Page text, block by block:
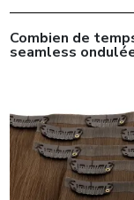
Combien de
seamless